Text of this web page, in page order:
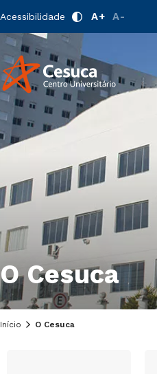
Acessibilidade A+ A-
O Cesuca
Início O Cesuca